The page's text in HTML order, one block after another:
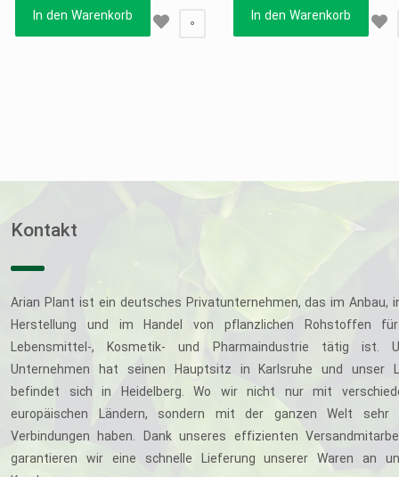
In den Warenkorb 0 In den Warenkorb
Kontakt
Arian Plant ist ein deutsches Privatunternehmen, das im Anbau,
Herstellung und im Handel von pflanzlichen Rohstoffen
Lebensmittel-, Kosmetik- und Pharmaindustrie tätig ist.
Unternehmen hat seinen Hauptsitz in Karlsruhe und unser
befindet sich in Heidelberg. Wo wir nicht nur mit
europäischen Ländern, sondern mit der ganzen Welt sehr
Verbindungen haben. Dank unseres effizienten
garantieren wir eine schnelle Lieferung unserer Waren an